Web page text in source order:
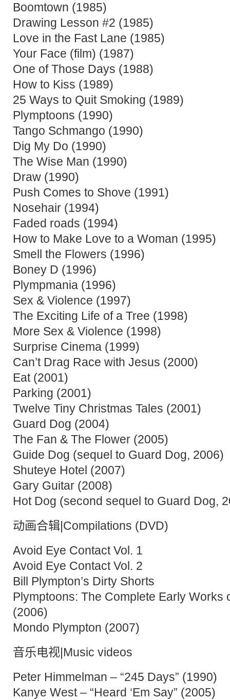
Boomtown (1985)
Drawing Lesson #2 (1985)
Love in the Fast Lane (1985)
Your Face (film) (1987)
One of Those Days (1988)
How to Kiss (1989)
25 Ways to Quit Smoking (1989)
Plymptoons (1990)
Tango Schmango (1990)
Dig My Do (1990)
The Wise Man (1990)
Draw (1990)
Push Comes to Shove (1991)
Nosehair (1994)
Faded roads (1994)
How to Make Love to a Woman (1995)
Smell the Flowers (1996)
Boney D (1996)
Plympmania (1996)
Sex & Violence (1997)
The Exciting Life of a Tree (1998)
More Sex & Violence (1998)
Surprise Cinema (1999)
Can’t Drag Race with Jesus (2000)
Eat (2001)
Parking (2001)
Twelve Tiny Christmas Tales (2001)
Guard Dog (2004)
The Fan & The Flower (2005)
Guide Dog (sequel to Guard Dog, 2006)
Shuteye Hotel (2007)
Gary Guitar (2008)
Hot Dog (second sequel to Guard Dog,
动画合辑|Compilations (DVD)
Avoid Eye Contact Vol. 1
Avoid Eye Contact Vol. 2
Bill Plympton’s Dirty Shorts
Plymptoons: The Complete Early Works
(2006)
Mondo Plympton (2007)
音乐电视|Music videos
Peter Himmelman – “245 Days” (1990)
Kanye West – “Heard ‘Em Say” (2005)